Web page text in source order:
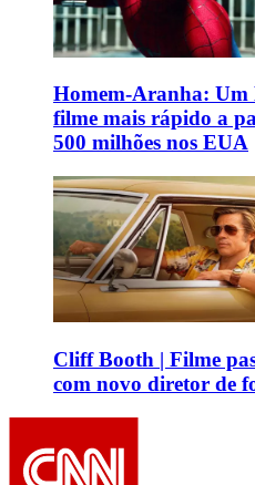
Homem-Aranha: Um
filme mais rápido a
500 milhões nos EUA
Cliff Booth | Filme
com novo diretor de